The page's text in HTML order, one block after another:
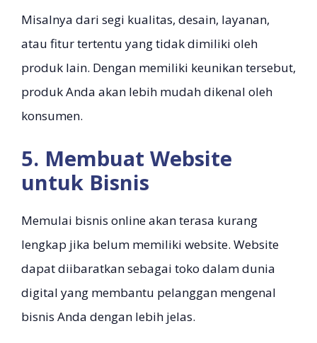
Misalnya dari segi kualitas, desain, layanan,
atau fitur tertentu yang tidak dimiliki oleh
produk lain. Dengan memiliki keunikan tersebut,
produk Anda akan lebih mudah dikenal oleh
konsumen.
5. Membuat Website
untuk Bisnis
Memulai bisnis online akan terasa kurang
lengkap jika belum memiliki website. Website
dapat diibaratkan sebagai toko dalam dunia
digital yang membantu pelanggan mengenal
bisnis Anda dengan lebih jelas.